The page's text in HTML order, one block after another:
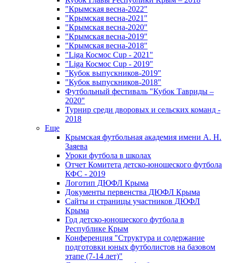
"Крымская весна-2022"
"Крымская весна-2021"
"Крымская весна-2020"
"Крымская весна-2019"
"Крымская весна-2018"
"Liga Космос Cup - 2021"
"Liga Космос Cup - 2019"
"Кубок выпускников-2019"
"Кубок выпускников-2018"
Футбольный фестиваль "Кубок Тавриды –
2020"
Турнир среди дворовых и сельских команд -
2018
Еще
Крымская футбольная академия имени А. Н.
Заяева
Уроки футбола в школах
Отчет Комитета детско-юношеского футбола
КФС - 2019
Логотип ДЮФЛ Крыма
Документы первенства ДЮФЛ Крыма
Сайты и страницы участников ДЮФЛ
Крыма
Год детско-юношеского футбола в
Республике Крым
Конференция "Структура и содержание
подготовки юных футболистов на базовом
этапе (7-14 лет)"